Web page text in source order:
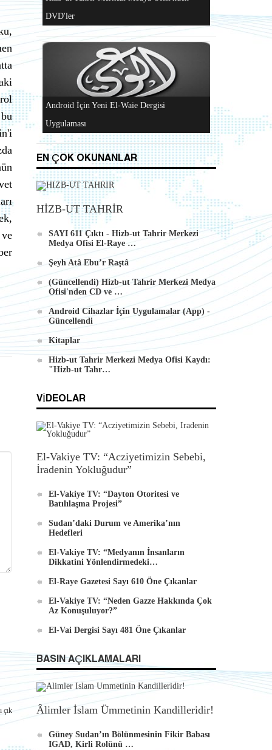
çık
Al-Raya Gazetesi Yeniden Yayında
Hizb-ut Tahrir Merkezi Medya Ofisi'nden
DVD'ler
Android İçin Yeni El-Waie Dergisi
Uygulaması
EN ÇOK OKUNANLAR
HİZB-UT TAHRİR
SAYI 611 Çıktı - Hizb-ut Tahrir Merkezi
Medya Ofisi El-Raye …
Şeyh Atâ Ebu’r Raştâ
(Güncellendi) Hizb-ut Tahrir Merkezi Medya
Ofisi'nden CD ve …
Android Cihazlar İçin Uygulamalar (App) -
Güncellendi
Kitaplar
Hizb-ut Tahrir Merkezi Medya Ofisi Kaydı:
"Hizb-ut Tahr…
VIDEOLAR
El-Vakiye TV: “Acziyetimizin Sebebi,
İradenin Yokluğudur”
El-Vakiye TV: “Dayton Otoritesi ve
Batılılaşma Projesi”
Sudan’daki Durum ve Amerika’nın
Hedefleri
El-Vakiye TV: “Medyanın İnsanların
Dikkatini Yönlendirmedeki…
El-Raye Gazetesi Sayı 610 Öne Çıkanlar
El-Vakiye TV: “Neden Gazze Hakkında Çok
Az Konuşuluyor?”
El-Vai Dergisi Sayı 481 Öne Çıkanlar
BASIN AÇIKLAMALARI
Âlimler İslam Ümmetinin Kandilleridir!
Güney Sudan’ın Bölünmesinin Fikir Babası
IGAD, Kirli Rolünü …